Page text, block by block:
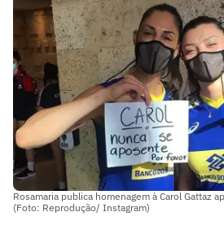
Rosamaria publica homenagem à Carol Gattaz
(Foto: Reprodução/ Instagram)